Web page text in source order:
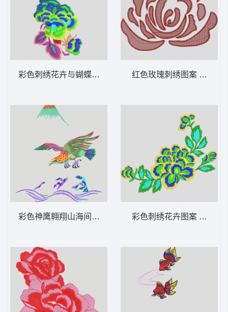
彩色刺绣花卉与蝴蝶图案 靓花
彩色神鹰翱翔山海间 鹰
红色玫瑰刺绣图案 靓花
彩色刺绣花卉图案 靓花